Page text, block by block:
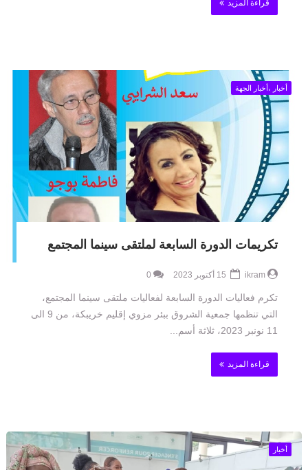
قراءة المزيد
أخبار ،أخبار الجهة
تكريمات الدورة السابعة لملتقى سينما المجتمع
ikram
0
تكرم فعاليات الدورة السابعة لفعاليات ملتقى سينما المجتمع،
التي تنظمها جمعية الشروق ببئر مزوي إقليم خريبكة، من 9 الى
11 نونبر 2023، ثلاثة أسم...
قراءة المزيد
أخبار